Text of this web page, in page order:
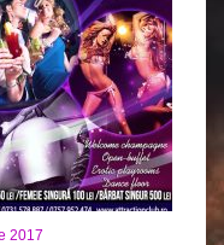
2017